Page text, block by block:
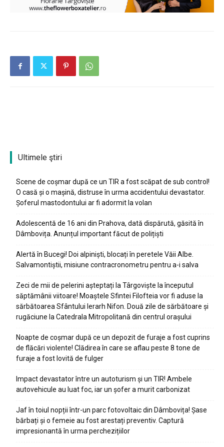
Ultimele ştiri
Scene de coșmar după ce un TIR a fost scăpat de sub control!
O casă și o mașină, distruse în urma accidentului devastator.
Șoferul mastodontului ar fi adormit la volan
Adolescentă de 16 ani din Prahova, dată dispărută, găsită în
Dâmbovița. Anunțul important făcut de polițiști
Alertă în Bucegi! Doi alpiniști, blocați în peretele Văii Albe.
Salvamontiștii, misiune contracronometru pentru a-i salva
Zeci de mii de pelerini așteptați la Târgoviște la începutul
săptămânii viitoare! Moaștele Sfintei Filofteia vor fi aduse la
sărbătoarea Sfântului Ierarh Nifon. Două zile de sărbătoare și
rugăciune la Catedrala Mitropolitană din centrul orașului
Noapte de coșmar după ce un depozit de furaje a fost cuprins
de flăcări violente! Clădirea în care se aflau peste 8 tone de
furaje a fost lovită de fulger
Impact devastator între un autoturism și un TIR! Ambele
autovehicule au luat foc, iar un șofer a murit carbonizat
Jaf în toiul nopții într-un parc fotovoltaic din Dâmbovița! Șase
bărbați și o femeie au fost arestați preventiv. Captură
impresionantă în urma perchezițiilor